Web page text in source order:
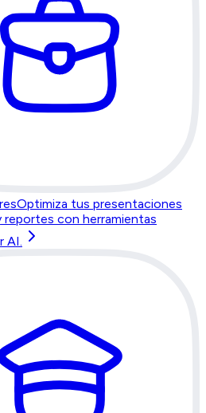
Optimiza tus presentaciones
reportes con herramientas
AI.